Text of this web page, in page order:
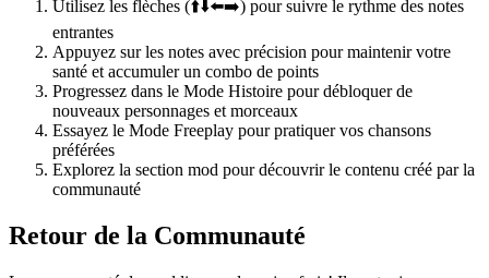
Utilisez les flèches (⬆️⬇️⬅️➡️) pour suivre le rythme des notes
entrantes
Appuyez sur les notes avec précision pour maintenir votre
santé et accumuler un combo de points
Progressez dans le Mode Histoire pour débloquer de
nouveaux personnages et morceaux
Essayez le Mode Freeplay pour pratiquer vos chansons
préférées
Explorez la section mod pour découvrir le contenu créé par la
communauté
Retour de la Communauté